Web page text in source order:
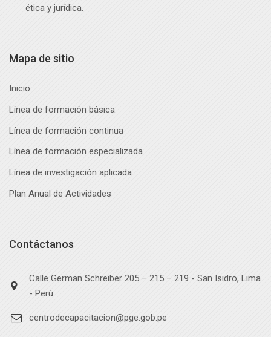
ética y jurídica.
Mapa de sitio
Inicio
Línea de formación básica
Línea de formación continua
Línea de formación especializada
Línea de investigación aplicada
Plan Anual de Actividades
Contáctanos
Calle German Schreiber 205 – 215 – 219 - San Isidro, Lima
- Perú
centrodecapacitacion@pge.gob.pe